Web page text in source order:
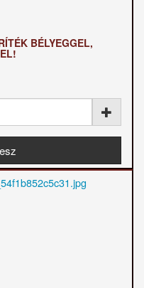
BÉLYEGGEL,